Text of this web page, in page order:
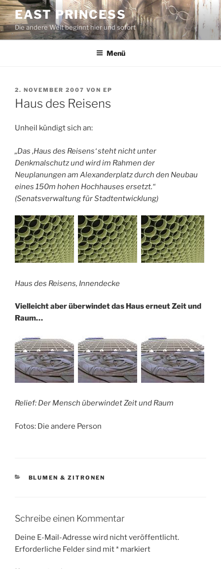
Zum
Inhalt
springen
EAST PRINCESS
Die andere Welt beginnt hier und sofort
Menü
VERÖFFENTLICHT
AM
2. NOVEMBER 2007 VON EP
Haus des Reisens
Unheil kündigt sich an:
„Das ‚Haus des Reisens‘ steht nicht unter
Denkmalschutz und wird im Rahmen der
Neuplanungen am Alexanderplatz durch den Neubau
eines 150m hohen Hochhauses ersetzt.“
(Senatsverwaltung für Stadtentwicklung)
Haus des Reisens, Innendecke
Vielleicht aber überwindet das Haus erneut Zeit und
Raum…
Relief: Der Mensch überwindet Zeit und Raum
Fotos: Die andere Person
KATEGORIEN
BLUMEN & ZITRONEN
Schreibe einen Kommentar
Deine E-Mail-Adresse wird nicht veröffentlicht.
Erforderliche Felder sind mit* markiert